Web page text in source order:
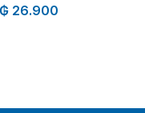
₲ 26.900